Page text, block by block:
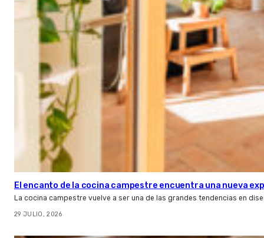
El encanto de la cocina campestre encuentra una nueva
La cocina campestre vuelve a ser una de las grandes tendencias en
29 JULIO, 2026